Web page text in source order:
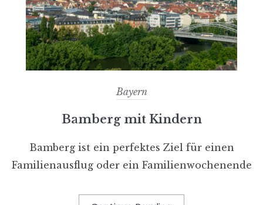
Bayern
Bamberg mit Kindern
Bamberg ist ein perfektes Ziel für einen
Familienausflug oder ein Familienwochenende